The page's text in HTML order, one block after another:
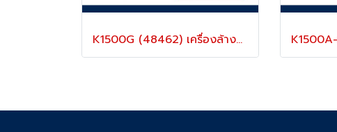
K1500G (48462) เครื่องล้างท่อไฟฟ้า สำหรับท่อ 2”-10” นิ้ว พร้อมอุปกรณ์ ริดยิท “RIDGID” USA.